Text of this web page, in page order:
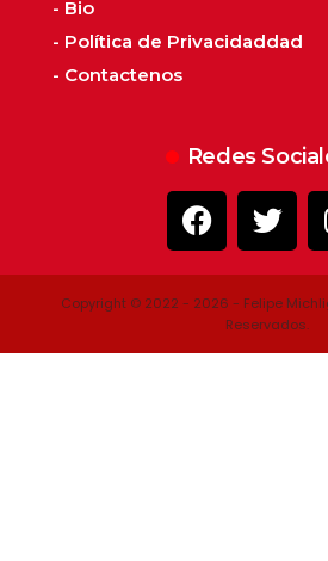
- Bio
- Política de Privacidaddad
- Contactenos
Redes
Copyright © 2022 - 2026 - Felipe
Reservados.